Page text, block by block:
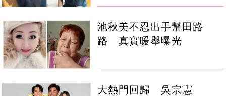
池秋美不忍出手幫田路
路 真實暖舉曝光
大熱門回歸 吳宗憲